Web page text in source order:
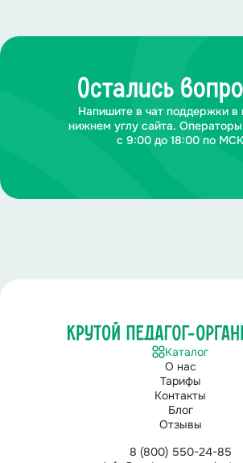
Остались
Напишите в чат поддержки в
нижнем углу сайта.
с 9:00 до 18:00 по МСК
Каталог
О нас
Тарифы
Контакты
Блог
Отзывы
8 (800) 550-24-85